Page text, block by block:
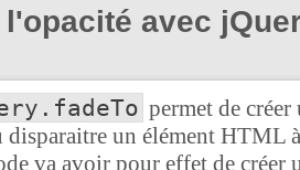
avec
permet de
disparaitre un élément HTML
va avoir pour effet de créer